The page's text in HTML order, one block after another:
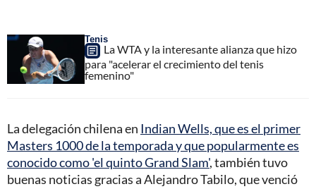
Tenis
La WTA y la interesante alianza que hizo
para "acelerar el crecimiento del tenis
femenino"
La delegación chilena en Indian Wells, que es el primer
Masters 1000 de la temporada y que popularmente es
conocido como 'el quinto Grand Slam', también tuvo
buenas noticias gracias a Alejandro Tabilo, que venció